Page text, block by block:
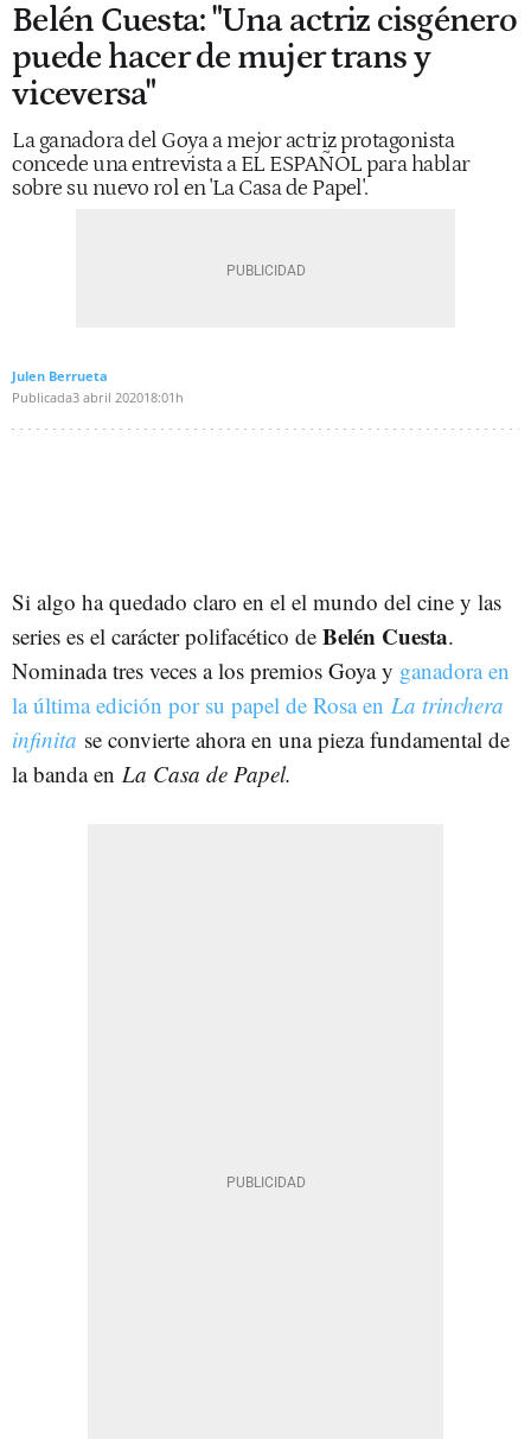
Belén Cuesta: "Una actriz cisgénero
puede hacer de mujer trans y
viceversa"
La ganadora del Goya a mejor actriz protagonista
concede una entrevista a EL ESPAÑOL para hablar
sobre su nuevo rol en 'La Casa de Papel'.
Julen Berrueta
Publicada3 abril 202018:01h
Si algo ha quedado claro en el el mundo del cine y las
series es el carácter polifacético de Belén Cuesta.
Nominada tres veces a los premios Goya y ganadora en
la última edición por su papel de Rosa en La trinchera
infinita se convierte ahora en una pieza fundamental de
la banda en La Casa de Papel.